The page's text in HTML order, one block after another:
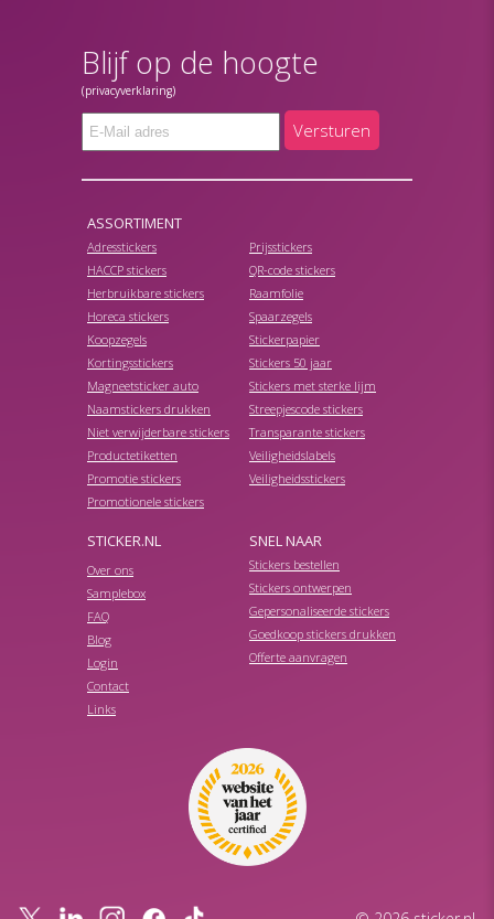
Blijf op de hoogte
(privacyverklaring)
Versturen
ASSORTIMENT
Adresstickers
HACCP stickers
Herbruikbare stickers
Horeca stickers
Koopzegels
Kortingsstickers
Magneetsticker auto
Naamstickers drukken
Niet verwijderbare stickers
Productetiketten
Promotie stickers
Promotionele stickers
Prijsstickers
QR-code stickers
Raamfolie
Spaarzegels
Stickerpapier
Stickers 50 jaar
Stickers met sterke lijm
Streepjescode stickers
Transparante stickers
Veiligheidslabels
Veiligheidsstickers
STICKER.NL
Over ons
Samplebox
FAQ
Blog
Login
Contact
Links
SNEL NAAR
Stickers bestellen
Stickers ontwerpen
Gepersonaliseerde stickers
Goedkoop stickers drukken
Offerte aanvragen